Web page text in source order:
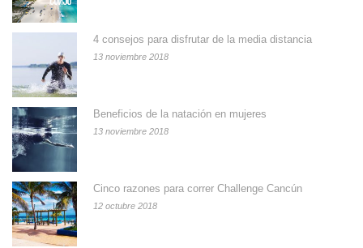
4 consejos para disfrutar de la media distancia
13 noviembre 2018
Beneficios de la natación en mujeres
13 noviembre 2018
Cinco razones para correr Challenge Cancún
12 octubre 2018